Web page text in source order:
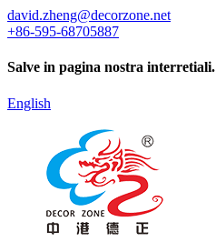
david.zheng@decorzone.net
+86-595-68705887
Salve in pagina nostra interretiali.
English